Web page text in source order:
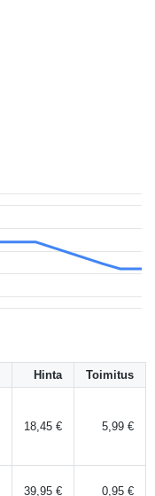
Hinta Toimitus
18,45 € 5,99 €
39,95 € 0,95 €